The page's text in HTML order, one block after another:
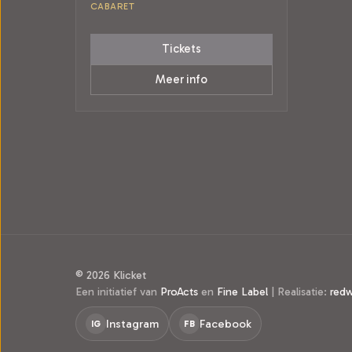
CABARET
Tickets
Meer info
© 2026 Klicket
Een initiatief van ProActs en Fine Label | Realisatie:
IG Instagram FB Facebook